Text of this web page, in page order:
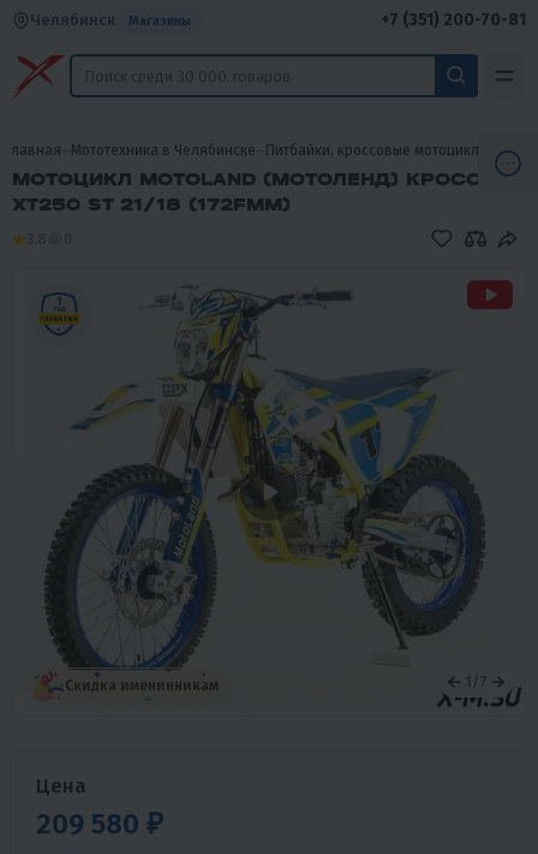
Челябинск Магазины +7 (351) 200-70-81
Главная Мототехника в Челябинске Питбайки, кроссовые мотоциклы,
МОТОЦИКЛ MOTOLAND (МОТОЛЕНД) КРОСС
XT250 ST 21/18 (172FMM)
Скидка именинникам 1 /7
Цена
209 580 ₽